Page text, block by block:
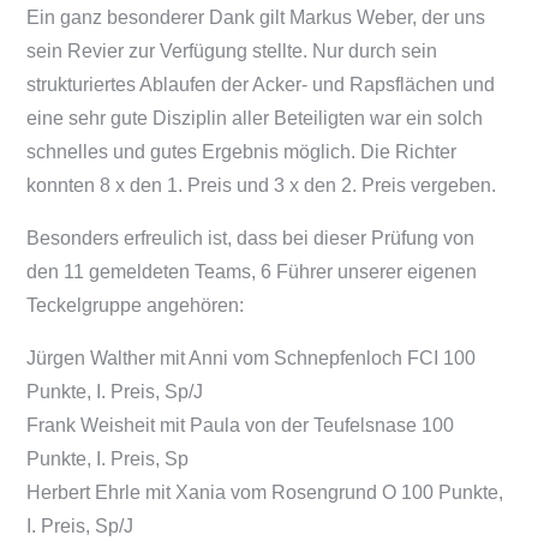
Ein ganz besonderer Dank gilt Markus Weber, der uns
sein Revier zur Verfügung stellte. Nur durch sein
strukturiertes Ablaufen der Acker- und Rapsflächen und
eine sehr gute Disziplin aller Beteiligten war ein solch
schnelles und gutes Ergebnis möglich. Die Richter
konnten 8 x den 1. Preis und 3 x den 2. Preis vergeben.
Besonders erfreulich ist, dass bei dieser Prüfung von
den 11 gemeldeten Teams, 6 Führer unserer eigenen
Teckelgruppe angehören:
Jürgen Walther mit Anni vom Schnepfenloch FCI 100
Punkte, I. Preis, Sp/J
Frank Weisheit mit Paula von der Teufelsnase 100
Punkte, I. Preis, Sp
Herbert Ehrle mit Xania vom Rosengrund O 100 Punkte,
I. Preis, Sp/J